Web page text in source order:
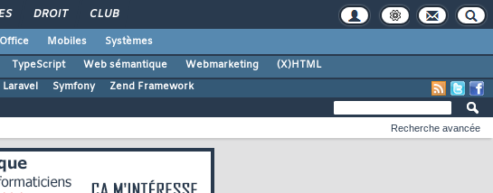
DROIT CLUB
Office Mobiles
Systèmes
TypeScript Web sémantique Webmarketing
(X)HTML
Laravel Symfony Zend Framework
Recherche avancée